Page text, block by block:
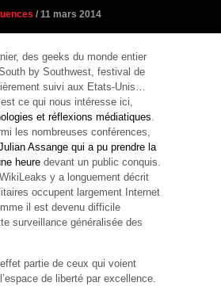
/ 11 mars 2014
des geeks du monde entier
by Southwest, festival de
suivi aux Etats-Unis…
ce qui nous intéresse ici,
et réflexions médiatiques
les nombreuses conférences,
Assange qui a pu prendre la
heure devant un public conquis.
WikiLeaks y a longuement décrit
occupent largement Internet
il est devenu difficile
surveillance généralisée des
partie de ceux qui voient
de liberté par excellence.